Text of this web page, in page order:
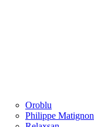
Oroblu
Philippe Matignon